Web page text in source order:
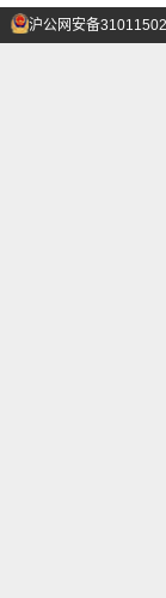
沪公网安备